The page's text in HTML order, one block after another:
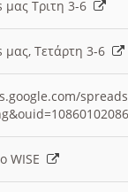
μας Τριτη 3-6
μας, Τετάρτη 3-6
WISE